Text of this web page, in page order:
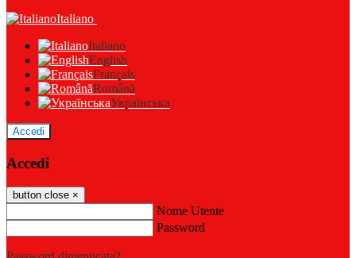
Italiano
Italiano
English
Français
Română
Українська
Accedi
Accedi
button close ×
Nome Utente
Password